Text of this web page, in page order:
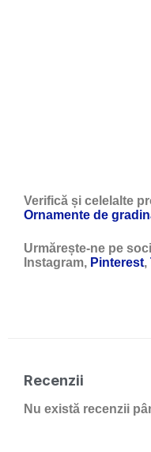
Verifică și celelalte
Ornamente de
Urmărește-ne pe
Instagram, Pinterest,
Recenzii
Nu există recenzii